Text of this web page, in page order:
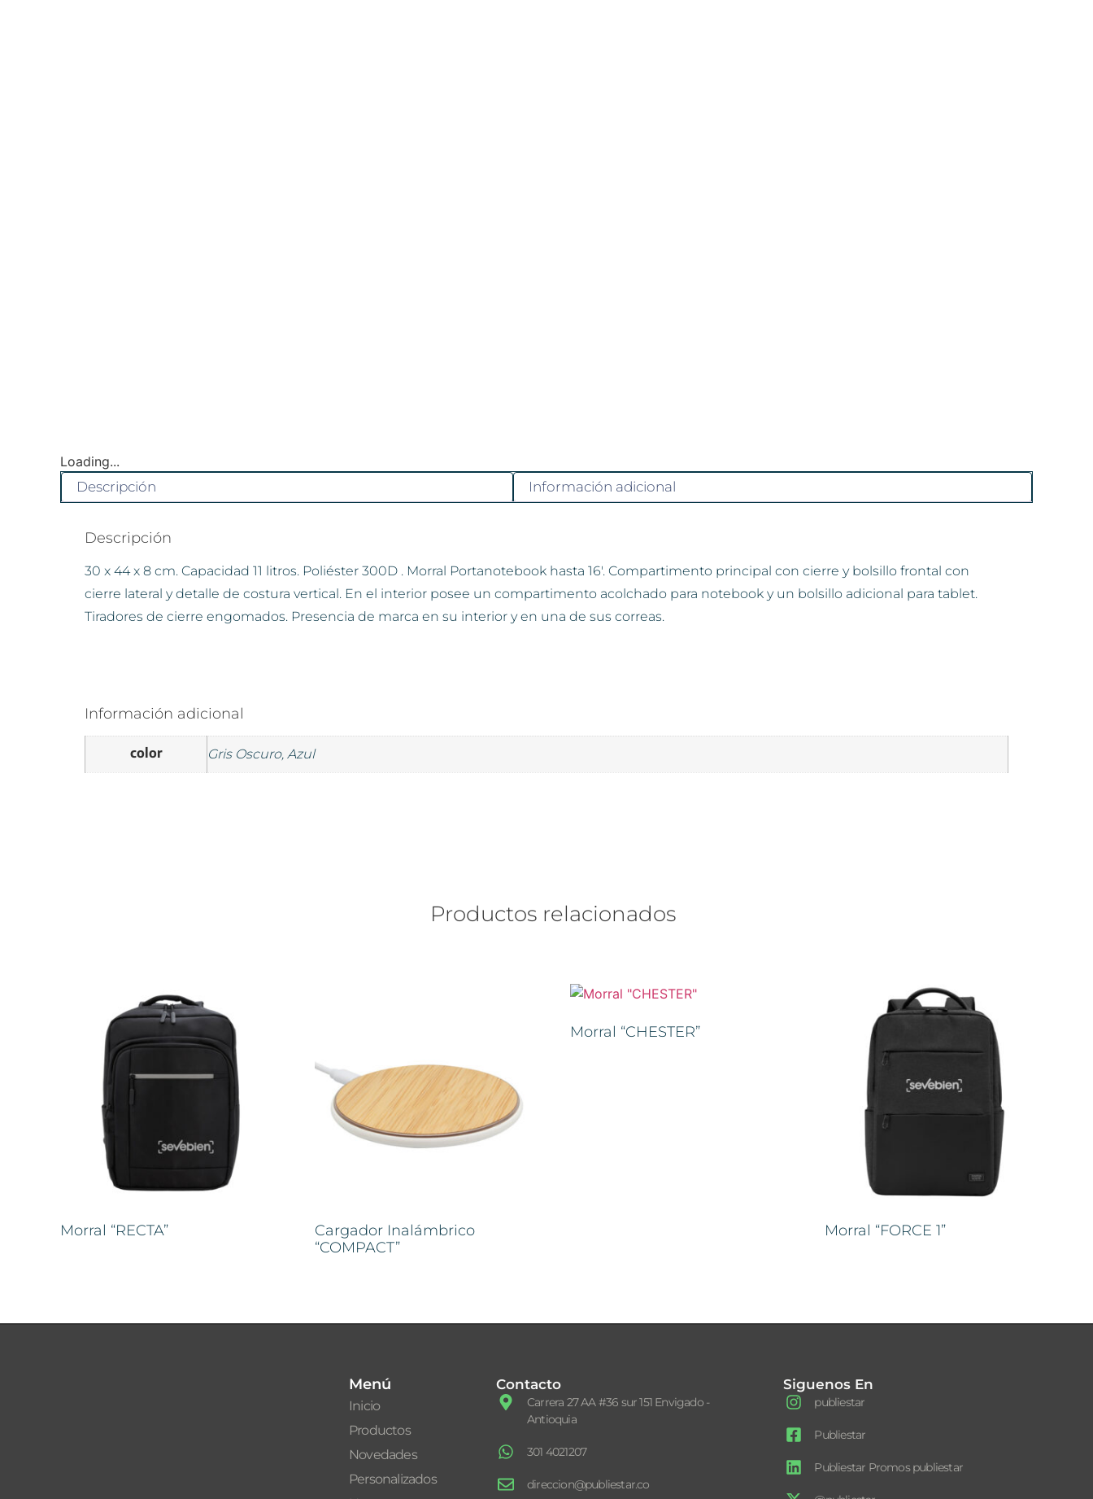
Loading...
Descripción
Información adicional
Descripción
30 x 44 x 8 cm. Capacidad 11 litros. Poliéster 300D . Morral Portanotebook hasta 16′. Compartimento principal con cierre y bolsillo frontal con
cierre lateral y detalle de costura vertical. En el interior posee un compartimento acolchado para notebook y un bolsillo adicional para tablet.
Tiradores de cierre engomados. Presencia de marca en su interior y en una de sus correas.
Información adicional
color Gris Oscuro, Azul
Productos relacionados
Morral “RECTA”
Cargador Inalámbrico
“COMPACT”
Morral “CHESTER”
Morral “FORCE 1”
Menú
Inicio
Productos
Novedades
Personalizados
Contacto
Carrera 27 AA #36 sur 151 Envigado -
Antioquia
301 4021207
direccion@publiestar.co
Siguenos En
publiestar
Publiestar
Publiestar Promos publiestar